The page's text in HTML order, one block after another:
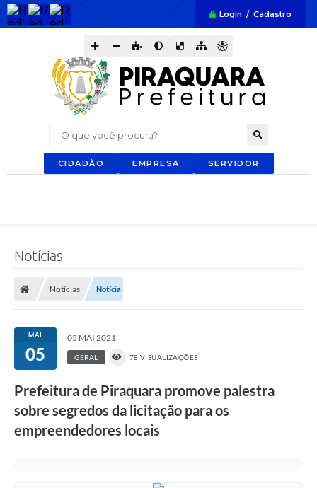
Login / Cadastro
O que você procura?
CIDADÃO EMPRESA SERVIDOR
Notícias
Notícias Notícia
MAI
05
05 MAI 2021
GERAL 78 VISUALIZAÇÕES
Prefeitura de Piraquara promove palestra
sobre segredos da licitação para os
empreendedores locais